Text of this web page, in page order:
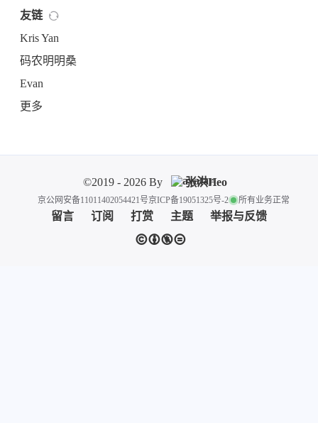
友链
Kris Yan
码农明明桑
Evan
更多
©2019 - 2026 By 张洪Heo
京公网安备11011402054421号京ICP备19051325号-2 所有业务正常
留言 订阅 打赏 主题 举报与反馈